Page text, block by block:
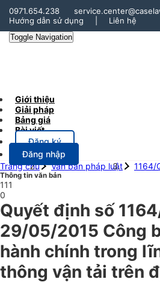
0971.654.238
Hướng dẫn sử dụng
Liên hệ
Toggle Navigation
Giới thiệu
Giải pháp
Bảng giá
Bài viết
Đăng ký
Đăng nhập
Trang chủ
Văn bản pháp luật 1164/
Thông tin văn bản
111
0
Quyết định số
29/05/2015 Công
hành chính trong
thông vận tải trên